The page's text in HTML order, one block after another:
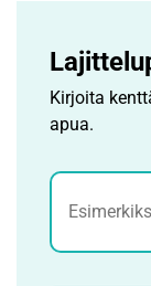
Kirjoita
apua.
Jätehaku